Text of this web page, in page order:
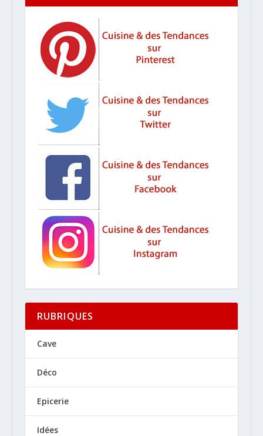
RUBRIQUES
Cave
Déco
Epicerie
Idées